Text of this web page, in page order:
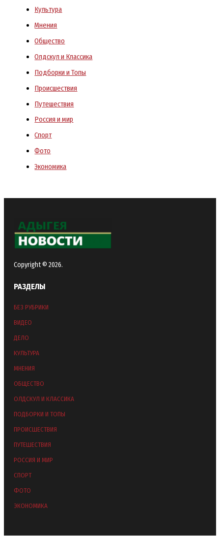
Культура
Мнения
Общество
Олдскул и Классика
Подборки и Топы
Происшествия
Путешествия
Россия и мир
Спорт
Фото
Экономика
Copyright © 2026.
РАЗДЕЛЫ
БЕЗ РУБРИКИ
ВИДЕО
ДЕЛО
КУЛЬТУРА
МНЕНИЯ
ОБЩЕСТВО
ОЛДСКУЛ И КЛАССИКА
ПОДБОРКИ И ТОПЫ
ПРОИСШЕСТВИЯ
ПУТЕШЕСТВИЯ
РОССИЯ И МИР
СПОРТ
ФОТО
ЭКОНОМИКА